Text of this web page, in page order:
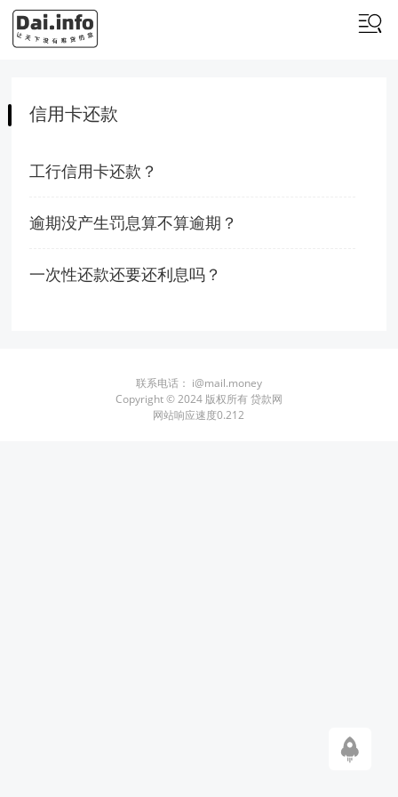
信用卡还款
工行信用卡还款？
逾期没产生罚息算不算逾期？
一次性还款还要还利息吗？
联系电话： i@mail.money
Copyright © 2024 版权所有 贷款网
网站响应速度0.212